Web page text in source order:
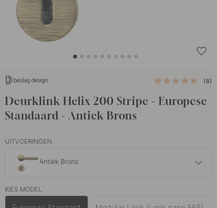
(8)
Deurklink Helix 200 Stripe - Europese
Standaard - Antiek Brons
UITVOERINGEN
Antiek Brons
Donker Brons
KIES MODEL